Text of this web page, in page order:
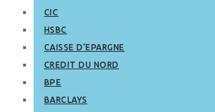
CIC
HSBC
CAISSE D’EPARGNE
CREDIT DU NORD
BPE
BARCLAYS